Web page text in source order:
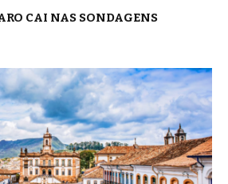
CAI NAS SONDAGENS